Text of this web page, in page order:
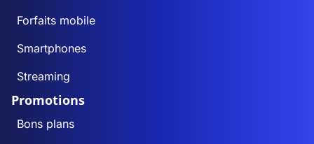
Forfaits mobile
Smartphones
Streaming
Promotions
Bons plans